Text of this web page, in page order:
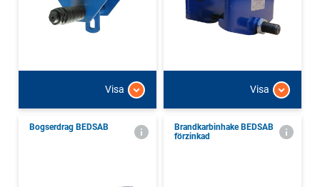
Visa Visa
Bogserdrag BEDSAB
Brandkarbinhake BEDSAB
förzinkad